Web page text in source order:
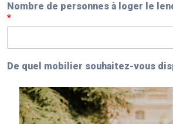
Nombre de personnes à loger le
*
De quel mobilier souhaitez-vous